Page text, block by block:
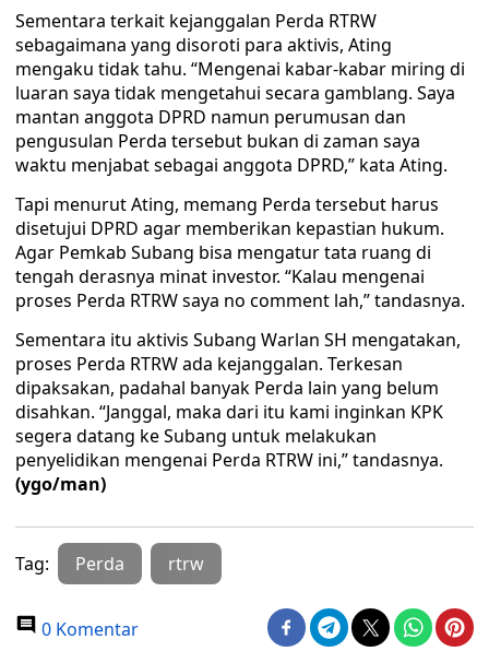
Sementara terkait kejanggalan Perda RTRW
sebagaimana yang disoroti para aktivis, Ating
mengaku tidak tahu. “Mengenai kabar-kabar miring di
luaran saya tidak mengetahui secara gamblang. Saya
mantan anggota DPRD namun perumusan dan
pengusulan Perda tersebut bukan di zaman saya
waktu menjabat sebagai anggota DPRD,” kata Ating.
Tapi menurut Ating, memang Perda tersebut harus
disetujui DPRD agar memberikan kepastian hukum.
Agar Pemkab Subang bisa mengatur tata ruang di
tengah derasnya minat investor. “Kalau mengenai
proses Perda RTRW saya no comment lah,” tandasnya.
Sementara itu aktivis Subang Warlan SH mengatakan,
proses Perda RTRW ada kejanggalan. Terkesan
dipaksakan, padahal banyak Perda lain yang belum
disahkan. “Janggal, maka dari itu kami inginkan KPK
segera datang ke Subang untuk melakukan
penyelidikan mengenai Perda RTRW ini,” tandasnya.
(ygo/man)
Tag: Perda rtrw
0 Komentar